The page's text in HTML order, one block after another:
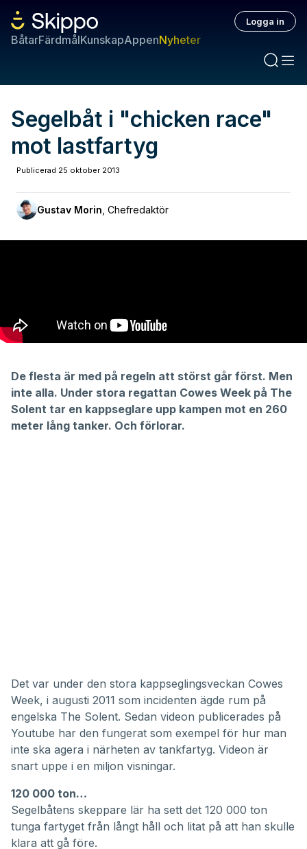
BåtarFärdmålKunskapAppenNyheter
Logga in
Segelbåt i "chicken race"
mot lastfartyg
Publicerad 25 oktober 2013
Gustav Morin Chefredaktör
De flesta är med på regeln att störst går först. Men
inte alla. Under stora regattan Cowes Week på The
Solent tar en kappseglare upp kampen mot en 260
meter lång tanker. Och förlorar.
Det var under den stora kappseglingsveckan Cowes
Week, i augusti 2011 som incidenten ägde rum på
engelska The Solent. Sedan videon publicerades på
Youtube har den fungerat som exempel för hur man
inte ska agera i närheten av tankfartyg. Videon är
snart uppe i en miljon visningar.
120 000 ton…
Segelbåtens skeppare lär ha sett det 120 000 ton
tunga fartyget från långt håll och litat på att han skulle
klara att gå före.